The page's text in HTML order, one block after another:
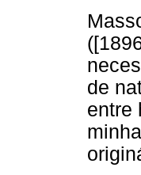
de
entre